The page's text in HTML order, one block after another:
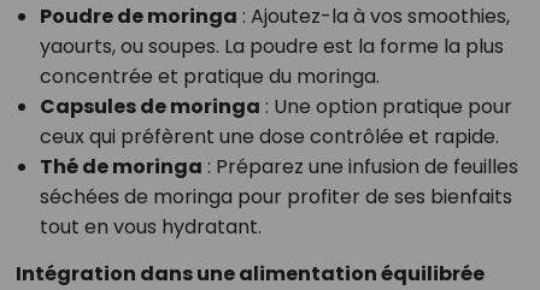
Poudre de moringa : Ajoutez-la à vos smoothies,
yaourts, ou soupes. La poudre est la forme la plus
concentrée et pratique du moringa.
Capsules de moringa : Une option pratique pour
ceux qui préfèrent une dose contrôlée et rapide.
Thé de moringa : Préparez une infusion de feuilles
séchées de moringa pour profiter de ses bienfaits
tout en vous hydratant.
Intégration dans une alimentation équilibrée